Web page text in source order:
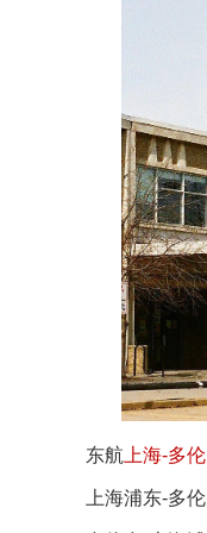
东航 上海-多
上海浦东-多